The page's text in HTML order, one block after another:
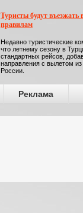
Туристы будут
правилам
Недавно туристические
что летнему сезону в
стандартных рейсов,
направления с вылетом
России.
Реклама